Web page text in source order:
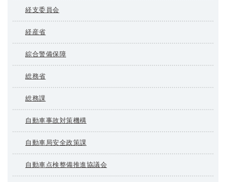
経支委員会
経産省
綜合警備保障
総務省
総務課
自動車事故対策機構
自動車局安全政策課
自動車点検整備推進協議会